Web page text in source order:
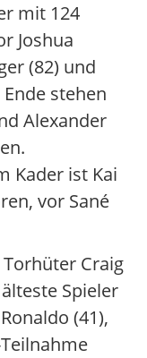
mit 124
Joshua
(82) und
stehen
Alexander
Kader ist Kai
vor Sané
Craig
Spieler
(41),